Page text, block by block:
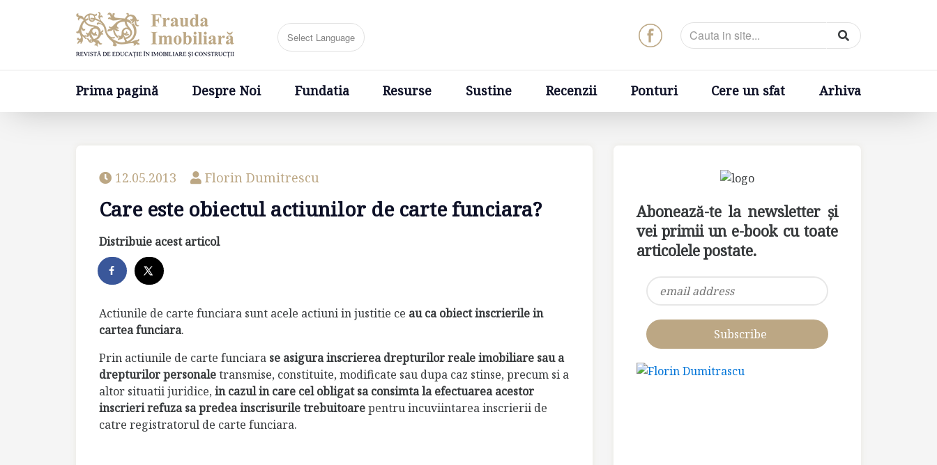
Prima pagină Despre Noi Fundatia Resurse Sustine Recenzii Ponturi Cere un sfat Arhiva
Prima pagină Despre Noi
12.05.2013 Florin Dumitrescu
Care este obiectul actiunilor de carte funciara?
Distribuie acest articol
Actiunile de carte funciara sunt acele actiuni in justitie ce au ca obiect inscrierile in
cartea funciara.
Prin actiunile de carte funciara se asigura inscrierea drepturilor reale imobiliare sau a
drepturilor personaletransmise, constituite, modificate sau dupa caz stinse, precum si a
altor situatii juridice,in cazul in care cel obligat sa consimta la efectuarea acestor
inscrieri refuza sa predea inscrisurile trebuitoarepentru incuviintarea inscrierii de
catre registratorul de carte funciara.
Abonează-te la newsletter și
vei primii un e-book cu toate
articolele postate.